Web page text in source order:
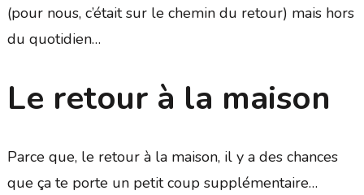
(pour nous, c’était sur le chemin du retour) mais hors
du quotidien…
Le retour à la maison
Parce que, le retour à la maison, il y a des chances
que ça te porte un petit coup supplémentaire…